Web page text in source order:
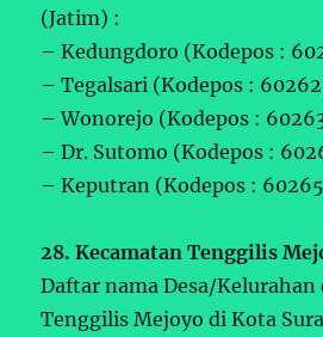
(Jatim) :
– Kedungdoro (Kodepos :
– Tegalsari (Kodepos :
– Wonorejo (Kodepos :
– Dr. Sutomo (Kodepos :
– Keputran (Kodepos :
28. Kecamatan Tenggilis
Daftar nama Desa/Kelurahan
Tenggilis Mejoyo di Kota